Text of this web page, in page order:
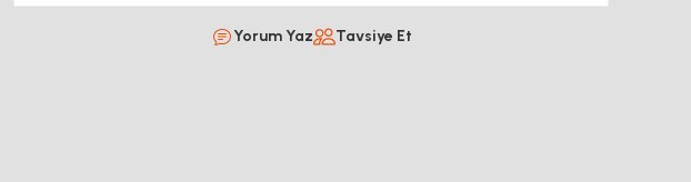
Yorum Yaz Tavsiye Et